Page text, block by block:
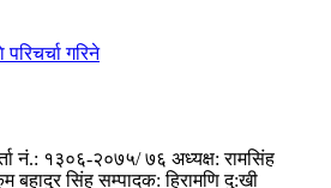
गरिने
नं.: १३०६-२०७५/ ७६ अध्यक्ष: रामसिंह
बहादुर सिंह सम्पादक: हिरामणि दु:खी